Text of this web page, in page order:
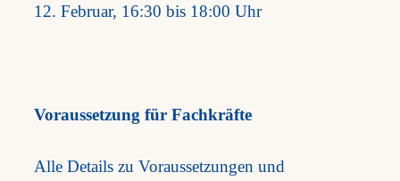
12. Februar, 16:30 bis 18:00 Uhr
Voraussetzung für Fachkräfte
Alle Details zu Voraussetzungen und